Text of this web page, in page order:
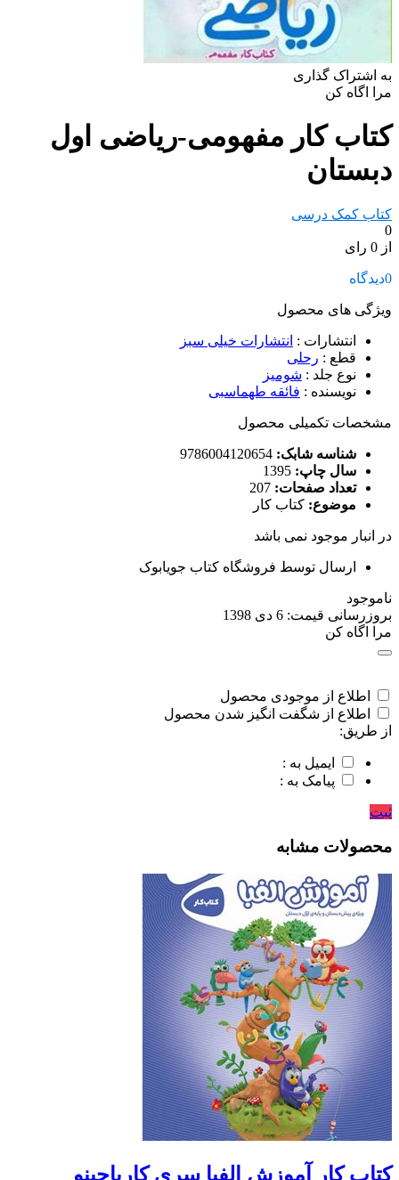
به اشتراک گذاری
مرا اگاه کن
کتاب کار مفهومی-ریاضی اول
دبستان
کتاب کمک درسی
0
از 0 رای
0دیدگاه
ویژگی های محصول
انتشارات : انتشارات خیلی سبز
قطع : رحلی
نوع جلد : شومیز
نویسنده : فائقه طهماسبی
مشخصات تکمیلی محصول
شناسه شابک:
سال چاپ:
تعداد صفحات:
موضوع: کتاب کار
در انبار موجود نمی باشد
ارسال توسط فروشگاه کتاب جویابوک
ناموجود
بروزرسانی قیمت: 6 دی 1398
مرا اگاه کن
اطلاع از موجودی محصول
اطلاع از شگفت انگیز شدن محصول
از طریق:
ایمیل به :
پیامک به :
ثبت
محصولات مشابه
کتاب کار آموزش الفبا سری کارپاچینو